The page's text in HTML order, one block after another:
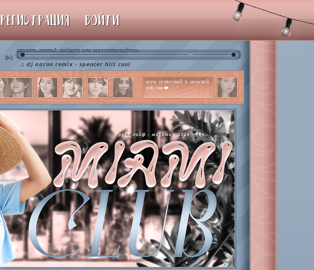
♫ dj aaron remix - spencer hill cool
реал лайф - майами - 2026 - 18+
всем солнечный и морской
мяу заи ❤️
РЕГИСТРАЦИЯ ВОЙТИ
привет, гость! войдитеилизарегистрируйтесь.